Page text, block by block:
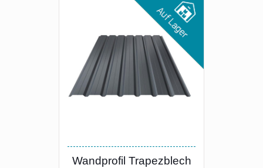
Wandprofil Trapezblech